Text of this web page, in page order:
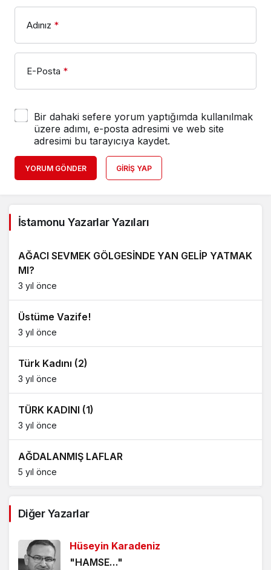
Adınız *
E-Posta *
Bir dahaki sefere yorum yaptığımda kullanılmak
üzere adımı, e-posta adresimi ve web site
adresimi bu tarayıcıya kaydet.
YORUM GÖNDER GIRIŞ YAP
İstamonu Yazarlar Yazıları
AĞACI SEVMEK GÖLGESİNDE YAN GELİP YATMAK
MI?
3 yıl önce
Üstüme Vazife!
3 yıl önce
Türk Kadını (2)
3 yıl önce
TÜRK KADINI (1)
3 yıl önce
AĞDALANMIŞ LAFLAR
5 yıl önce
5 yıl önce
HANGİ KAMERAYA BAKALIM?
5 yıl önce
Diğer Yazarlar
Hüseyin Karadeniz
"HAMSE…"